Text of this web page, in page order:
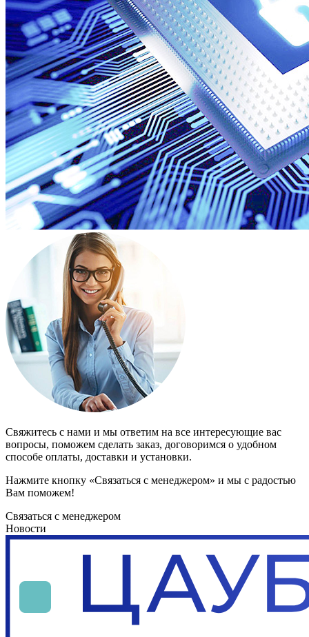
Свяжитесь с нами и мы ответим на все интересующие вас
вопросы, поможем сделать заказ, договоримся о удобном
способе оплаты, доставки и установки.
Нажмите кнопку «Связаться с менеджером» и мы с радостью
Вам поможем!
Связаться с менеджером
Новости